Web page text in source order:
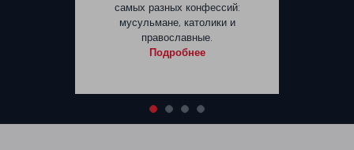
самых разных конфессий:
мусульмане, католики и
православные.
Подробнее